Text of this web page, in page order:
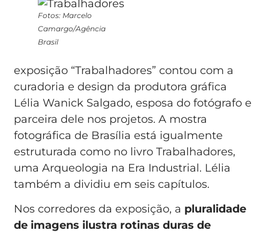
Fotos: Marcelo
Camargo/Agência
Brasil
exposição “Trabalhadores” contou com a
curadoria e design da produtora gráfica
Lélia Wanick Salgado, esposa do fotógrafo e
parceira dele nos projetos. A mostra
fotográfica de Brasília está igualmente
estruturada como no livro Trabalhadores,
uma Arqueologia na Era Industrial. Lélia
também a dividiu em seis capítulos.
Nos corredores da exposição, a pluralidade
de imagens ilustra rotinas duras de